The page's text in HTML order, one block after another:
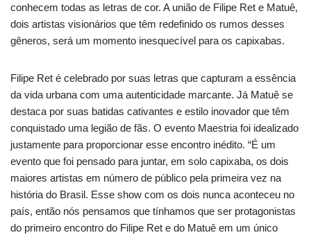
conhecem todas as letras de cor. A união de Filipe Ret e Matuê,
dois artistas visionários que têm redefinido os rumos desses
gêneros, será um momento inesquecível para os capixabas.
Filipe Ret é celebrado por suas letras que capturam a essência
da vida urbana com uma autenticidade marcante. Já Matuê se
destaca por suas batidas cativantes e estilo inovador que têm
conquistado uma legião de fãs. O evento Maestria foi idealizado
justamente para proporcionar esse encontro inédito. “É um
evento que foi pensado para juntar, em solo capixaba, os dois
maiores artistas em número de público pela primeira vez na
história do Brasil. Esse show com os dois nunca aconteceu no
país, então nós pensamos que tínhamos que ser protagonistas
do primeiro encontro do Filipe Ret e do Matuê em um único